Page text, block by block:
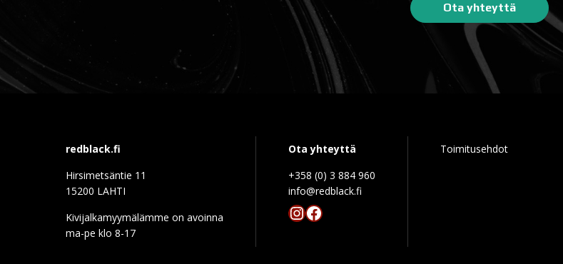
Ota yhteyttä
redblack.fi
Hirsimetsäntie 11
15200 LAHTI
Kivijalkamyymälämme on avoinna
ma-pe klo 8-17
Ota yhteyttä
+358 (0) 3 884 960
info@redblack.f
Instagram
Facebook
Toimitusehdot